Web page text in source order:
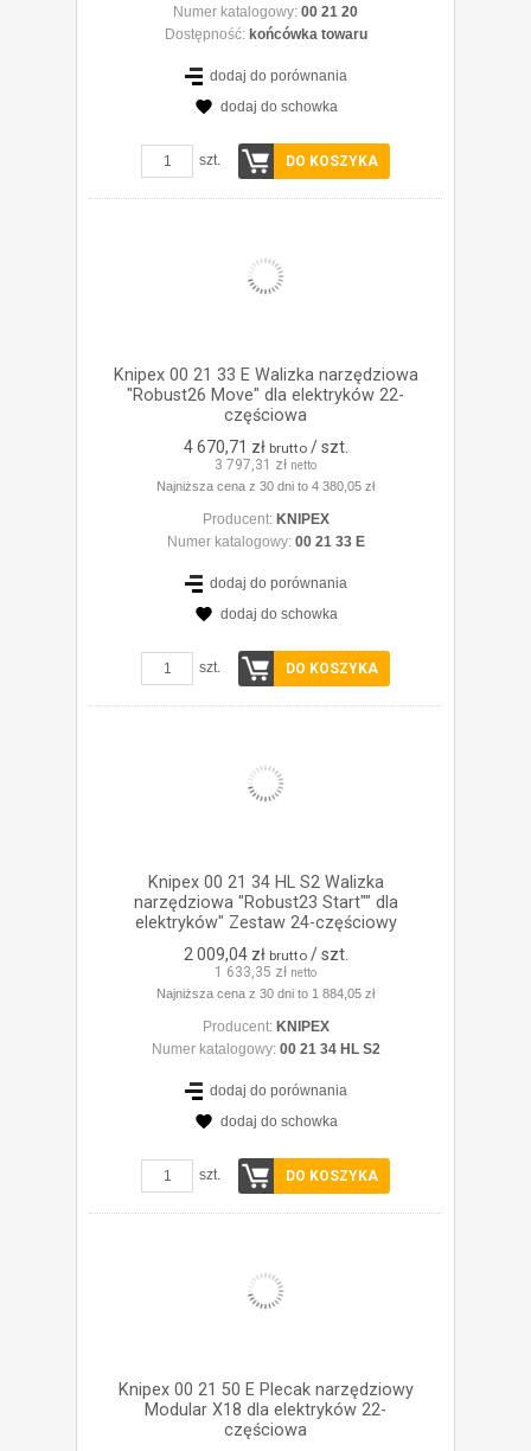
Numer katalogowy: 00 21 20
Dostępność: końcówka towaru
dodaj do porównania
dodaj do schowka
szt. DO KOSZYKA
Knipex 00 21 33 E Walizka narzędziowa
"Robust26 Move" dla elektryków 22-
częściowa
4 670,71 zł brutto / szt.
3 797,31 zł netto
Najniższa cena z 30 dni to 4 380,05 zł
Producent: KNIPEX
Numer katalogowy: 00 21 33 E
dodaj do porównania
dodaj do schowka
szt. DO KOSZYKA
Knipex 00 21 34 HL S2 Walizka
narzędziowa "Robust23 Start"" dla
elektryków" Zestaw 24-częściowy
2 009,04 zł brutto / szt.
1 633,35 zł netto
Najniższa cena z 30 dni to 1 884,05 zł
Producent: KNIPEX
Numer katalogowy: 00 21 34 HL S2
dodaj do porównania
dodaj do schowka
szt. DO KOSZYKA
Knipex 00 21 50 E Plecak narzędziowy
Modular X18 dla elektryków 22-
częściowa